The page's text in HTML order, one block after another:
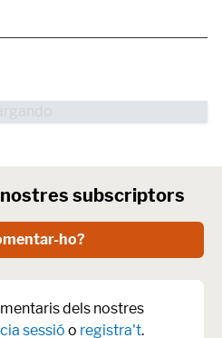
subscriptors
ho?
dels nostres
sessió o registra't.